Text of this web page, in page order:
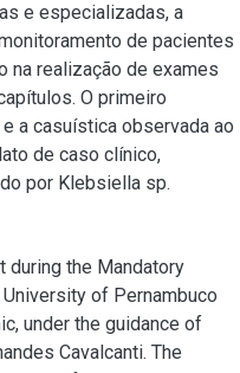
e especializadas, a
de pacientes
na realização de exames
O primeiro
a casuística observada ao
de caso clínico,
por Klebsiella sp.
during the Mandatory
of Pernambuco
under the guidance of
Cavalcanti. The